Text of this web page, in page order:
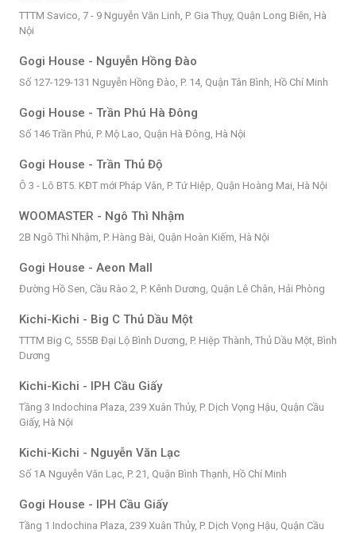
TTTM Savico, 7 - 9 Nguyễn Văn Linh, P. Gia Thụy, Quận Long Biên, Hà
Nội
Gogi House - Nguyễn Hồng Đào
Số 127-129-131 Nguyễn Hồng Đào, P. 14, Quận Tân Bình, Hồ Chí Minh
Gogi House - Trần Phú Hà Đông
Số 146 Trần Phú, P. Mộ Lao, Quận Hà Đông, Hà Nội
Gogi House - Trần Thủ Độ
Ô 3 - Lô BT5. KĐT mới Pháp Vân, P. Tứ Hiệp, Quận Hoàng Mai, Hà Nội
WOOMASTER - Ngô Thì Nhậm
2B Ngô Thì Nhậm, P. Hàng Bài, Quận Hoàn Kiếm, Hà Nội
Gogi House - Aeon Mall
Đường Hồ Sen, Cầu Rào 2, P. Kênh Dương, Quận Lê Chân, Hải Phòng
Kichi-Kichi - Big C Thủ Dầu Một
TTTM Big C, 555B Đại Lộ Bình Dương, P. Hiệp Thành, Thủ Dầu Một, Bình
Dương
Kichi-Kichi - IPH Cầu Giấy
Tầng 3 Indochina Plaza, 239 Xuân Thủy, P. Dịch Vọng Hậu, Quận Cầu
Giấy, Hà Nội
Kichi-Kichi - Nguyễn Văn Lạc
Số 1A Nguyễn Văn Lạc, P. 21, Quận Bình Thạnh, Hồ Chí Minh
Gogi House - IPH Cầu Giấy
Tầng 1 Indochina Plaza, 239 Xuân Thủy, P. Dịch Vọng Hậu, Quận Cầu